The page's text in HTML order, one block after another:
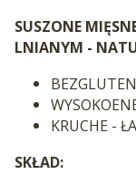
SUSZONE
LNIANYM -
KRUCHE -
SKŁAD: